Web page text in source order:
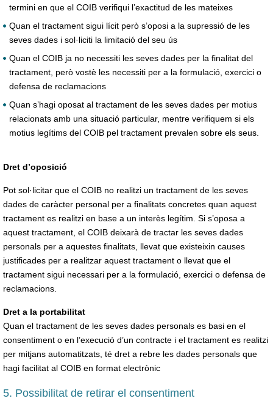
termini en que el COIB verifiqui l’exactitud de les mateixes
Quan el tractament sigui lícit però s’oposi a la supressió de les
seves dades i sol·liciti la limitació del seu ús
Quan el COIB ja no necessiti les seves dades per la finalitat del
tractament, però vostè les necessiti per a la formulació, exercici o
defensa de reclamacions
Quan s’hagi oposat al tractament de les seves dades per motius
relacionats amb una situació particular, mentre verifiquem si els
motius legítims del COIB pel tractament prevalen sobre els seus.
Dret d’oposició
Pot sol·licitar que el COIB no realitzi un tractament de les seves
dades de caràcter personal per a finalitats concretes quan aquest
tractament es realitzi en base a un interès legítim. Si s’oposa a
aquest tractament, el COIB deixarà de tractar les seves dades
personals per a aquestes finalitats, llevat que existeixin causes
justificades per a realitzar aquest tractament o llevat que el
tractament sigui necessari per a la formulació, exercici o defensa de
reclamacions.
Dret a la portabilitat
Quan el tractament de les seves dades personals es basi en el
consentiment o en l’execució d’un contracte i el tractament es realitzi
per mitjans automatitzats, té dret a rebre les dades personals que
hagi facilitat al COIB en format electrònic
5. Possibilitat de retirar el consentiment